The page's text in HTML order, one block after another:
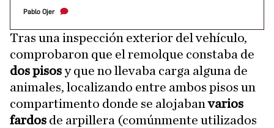
Pablo Ojer
Tras una inspección exterior del vehículo,
comprobaron que el remolque constaba de
dos pisosy que no llevaba carga alguna de
animales, localizando entre ambos pisos un
compartimento donde se alojabanvarios
fardos de arpillera (comúnmente utilizados